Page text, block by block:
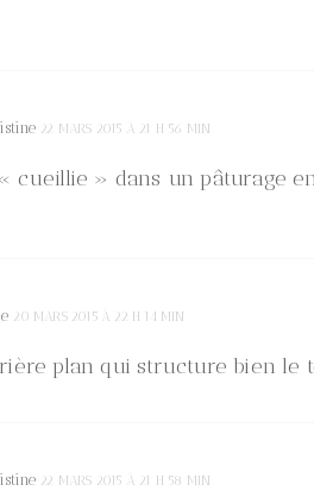
22 MARS 2015 À 21 H 56 MIN
cueillie » dans un pâturage
20 MARS 2015 À 22 H 14 MIN
plan qui structure bien le
22 MARS 2015 À 21 H 58 MIN